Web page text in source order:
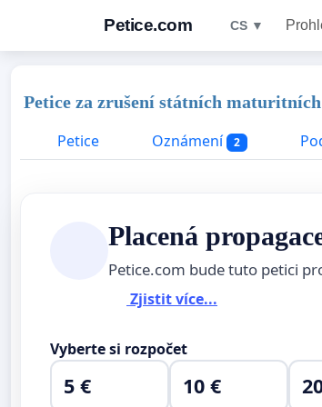
Petice.com CS ▼
Petice za zrušení státních
Petice
Oznámení 2
Placená
Petice.com bude tuto petici
Zjistit více...
Vyberte si rozpočet
5 € 10 €